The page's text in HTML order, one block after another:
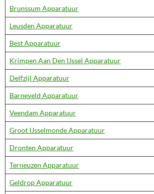
Brunssum Apparatuur
Leusden Apparatuur
Best Apparatuur
Krimpen Aan Den IJssel Apparatuur
Delfzijl Apparatuur
Barneveld Apparatuur
Veendam Apparatuur
Groot IJsselmonde Apparatuur
Dronten Apparatuur
Terneuzen Apparatuur
Geldrop Apparatuur